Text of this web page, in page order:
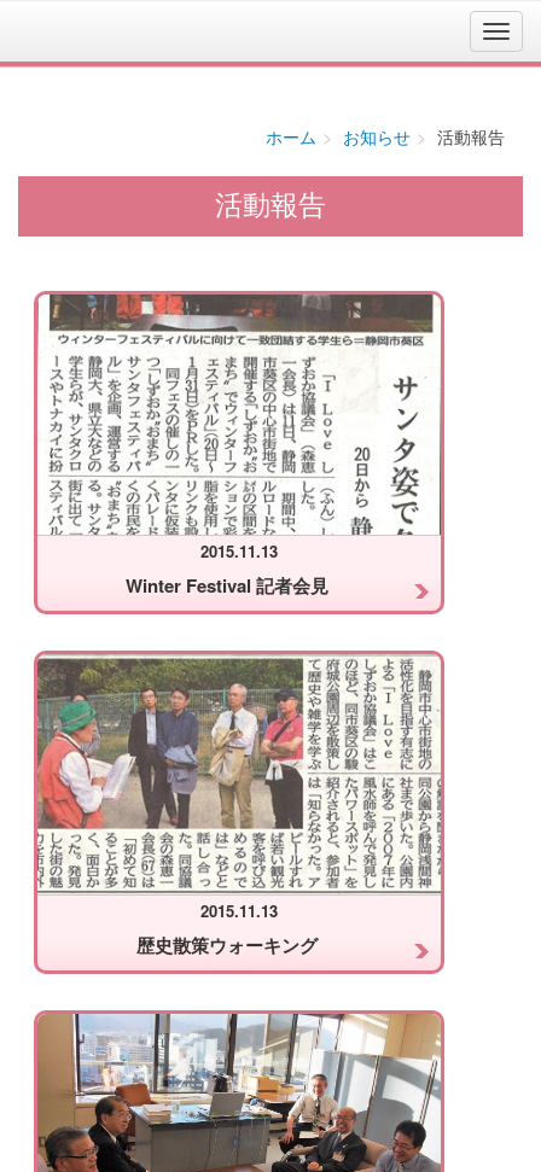
ホーム お知らせ 活動報告
活動報告
2015.11.13
Winter Festival 記者会見
2015.11.13
歴史散策ウォーキング